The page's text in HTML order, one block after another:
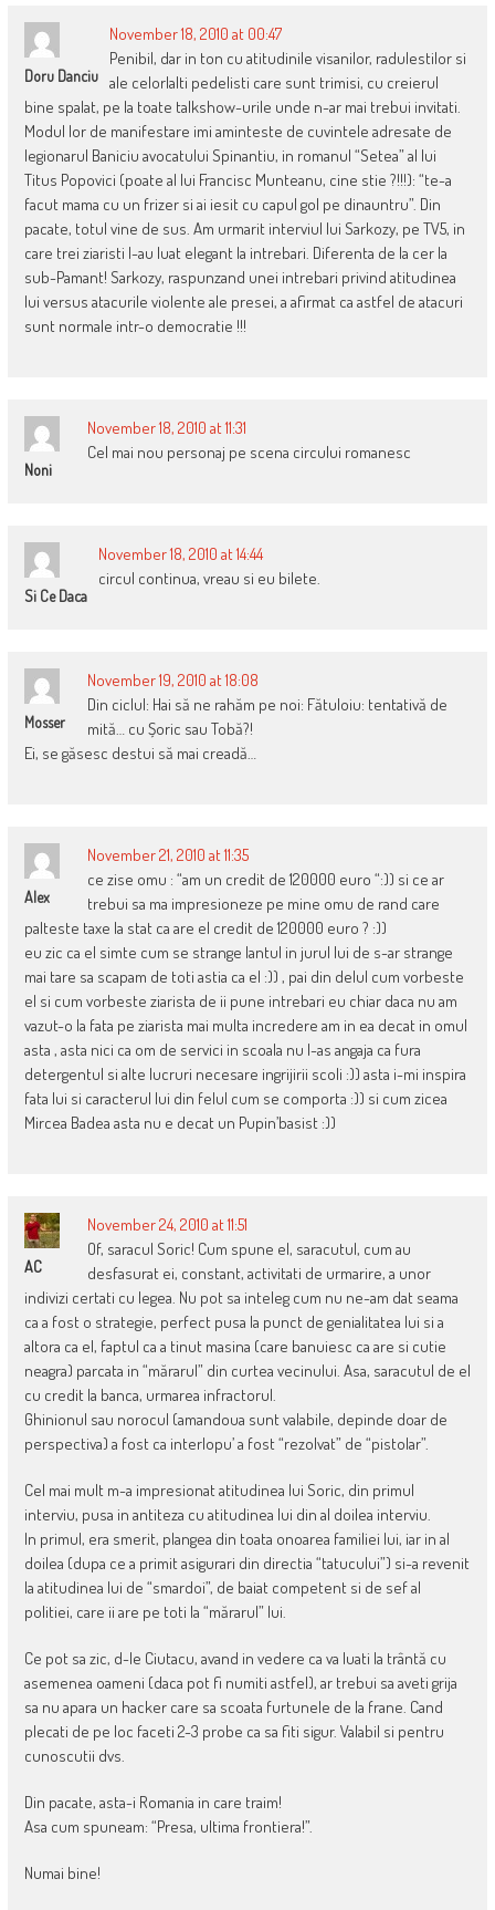
Doru Danciu
November 18, 2010 at 00:47
Penibil, dar in ton cu atitudinile visanilor, radulestilor si
ale celorlalti pedelisti care sunt trimisi, cu creierul
bine spalat, pe la toate talkshow-urile unde n-ar mai trebui invitati.
Modul lor de manifestare imi aminteste de cuvintele adresate de
legionarul Baniciu avocatului Spinantiu, in romanul “Setea” al lui
Titus Popovici (poate al lui Francisc Munteanu, cine stie ?!!!): “te-a
facut mama cu un frizer si ai iesit cu capul gol pe dinauntru”. Din
pacate, totul vine de sus. Am urmarit interviul lui Sarkozy, pe TV5, in
care trei ziaristi l-au luat elegant la intrebari. Diferenta de la cer la
sub-Pamant! Sarkozy, raspunzand unei intrebari privind atitudinea
lui versus atacurile violente ale presei, a afirmat ca astfel de atacuri
sunt normale intr-o democratie !!!
Noni
November 18, 2010 at 11:31
Cel mai nou personaj pe scena circului romanesc
Si Ce Daca
November 18, 2010 at 14:44
circul continua, vreau si eu bilete.
Mosser
November 19, 2010 at 18:08
Din ciclul: Hai să ne rahăm pe noi: Fătuloiu: tentativă de
mită… cu Șoric sau Tobă?!
Ei, se găsesc destui să mai creadă…
Alex
November 21, 2010 at 11:35
ce zise omu : “am un credit de 120000 euro “:)) si ce ar
trebui sa ma impresioneze pe mine omu de rand care
palteste taxe la stat ca are el credit de 120000 euro ? :))
eu zic ca el simte cum se strange lantul in jurul lui de s-ar strange
mai tare sa scapam de toti astia ca el :)) , pai din delul cum vorbeste
el si cum vorbeste ziarista de ii pune intrebari eu chiar daca nu am
vazut-o la fata pe ziarista mai multa incredere am in ea decat in omul
asta , asta nici ca om de servici in scoala nu l-as angaja ca fura
detergentul si alte lucruri necesare ingrijirii scoli :)) asta i-mi inspira
fata lui si caracterul lui din felul cum se comporta :)) si cum zicea
Mircea Badea asta nu e decat un Pupin’basist :))
AC
November 24, 2010 at 11:51
Of, saracul Soric! Cum spune el, saracutul, cum au
desfasurat ei, constant, activitati de urmarire, a unor
indivizi certati cu legea. Nu pot sa inteleg cum nu ne-am dat seama
ca a fost o strategie, perfect pusa la punct de genialitatea lui si a
altora ca el, faptul ca a tinut masina (care banuiesc ca are si cutie
neagra) parcata in “mărarul” din curtea vecinului. Asa, saracutul de el
cu credit la banca, urmarea infractorul.
Ghinionul sau norocul (amandoua sunt valabile, depinde doar de
perspectiva) a fost ca interlopu’ a fost “rezolvat” de “pistolar”.
Cel mai mult m-a impresionat atitudinea lui Soric, din primul
interviu, pusa in antiteza cu atitudinea lui din al doilea interviu.
In primul, era smerit, plangea din toata onoarea familiei lui, iar in al
doilea (dupa ce a primit asigurari din directia “tatucului”) si-a revenit
la atitudinea lui de “smardoi”, de baiat competent si de sef al
politiei, care ii are pe toti la “mărarul” lui.
Ce pot sa zic, d-le Ciutacu, avand in vedere ca va luati la trântă cu
asemenea oameni (daca pot fi numiti astfel), ar trebui sa aveti grija
sa nu apara un hacker care sa scoata furtunele de la frane. Cand
plecati de pe loc faceti 2-3 probe ca sa fiti sigur. Valabil si pentru
cunoscutii dvs.
Din pacate, asta-i Romania in care traim!
Asa cum spuneam: “Presa, ultima frontiera!”.
Numai bine!